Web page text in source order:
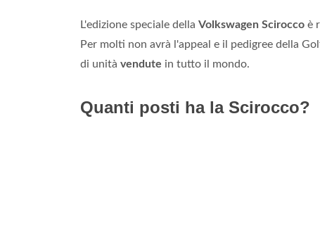
L'edizione speciale della Volkswagen Scirocco è
Per molti non avrà l'appeal e il pedigree della
di unità vendute in tutto il mondo.
Quanti posti ha la Scirocco?